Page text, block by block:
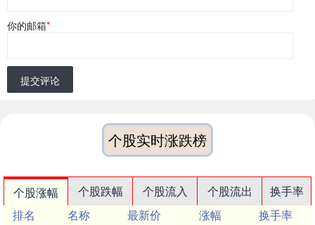
你的邮箱*
提交评论
个股实时涨跌榜
个股涨幅 个股跌幅 个股流入 个股流出
换手率
排名
名称 最新价 涨幅
换手率